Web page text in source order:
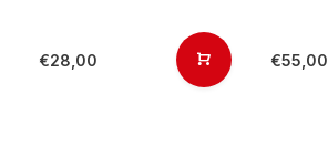
€28,00 €55,00